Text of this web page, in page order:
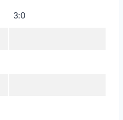
3:0